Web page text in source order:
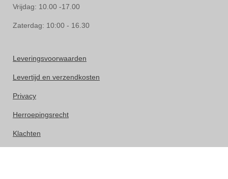
Vrijdag: 10.00 -17.00
Zaterdag: 10:00 - 16.30
Leveringsvoorwaarden
Levertijd en verzendkosten
Privacy
Herroepingsrecht
Klachten